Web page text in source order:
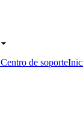
Centro de soporte